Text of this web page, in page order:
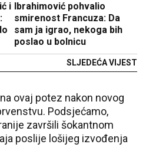
i Ibrahimović pohvalio
smirenost Francuza: Da
sam ja igrao, nekoga bih
poslao u bolnicu
SLJEDEĆA VIJEST
ovaj potez nakon novog
Podsjećamo,
završili šokantnom
poslije lošijeg izvođenja